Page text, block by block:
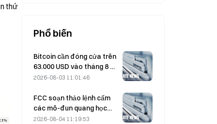
thứ
Phổ biến
Bitcoin cần đóng cửa trên
63.000 USD vào tháng 8 để
xác nhận đáy của thị
cứu 10x cho biết
2026-08-03 11:01:46
FCC soạn thảo lệnh cấm
các mô-đun quang học
của Trung Quốc dùng cho
2026-08-04 11:19:53